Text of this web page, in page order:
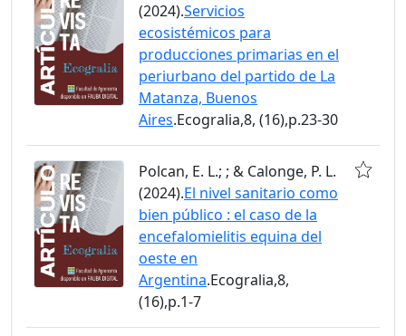
(2024).Servicios
ecosistémicos para
producciones primarias en el
periurbano del partido de La
Matanza, Buenos
Aires.Ecogralia,8, (16),p.23-30
Polcan, E. L.; ; & Calonge, P. L.
(2024).El nivel sanitario como
bien público : el caso de la
encefalomielitis equina del
oeste en
Argentina.Ecogralia,8,
(16),p.1-7